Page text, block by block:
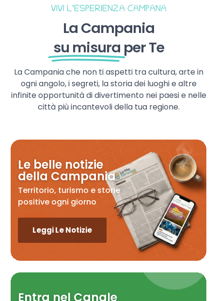
VIVI L’ESPERIENZA CAMPANA
La Campania
su misura per Te
La Campania che non ti aspetti tra cultura, arte in
ogni angolo, i segreti, la storia dei luoghi e altre
infinite opportunità di divertimento nei paesi e nelle
città più incantevoli della tua regione.
Le belle notizie
della Campania
Territorio, turismo e storie
positive ogni giorno
Leggi Le Notizie
Entra nel Canale